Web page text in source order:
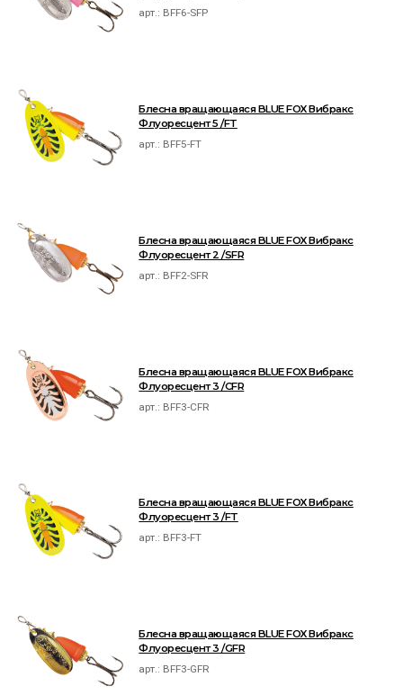
арт.: BFF6-SFP
Блесна вращающаяся BLUE FOX Вибракс
Флуоресцент 5 /FT
арт.: BFF5-FT
Блесна вращающаяся BLUE FOX Вибракс
Флуоресцент 2 /SFR
арт.: BFF2-SFR
Блесна вращающаяся BLUE FOX Вибракс
Флуоресцент 3 /CFR
арт.: BFF3-CFR
Блесна вращающаяся BLUE FOX Вибракс
Флуоресцент 3 /FT
арт.: BFF3-FT
Блесна вращающаяся BLUE FOX Вибракс
Флуоресцент 3 /GFR
арт.: BFF3-GFR